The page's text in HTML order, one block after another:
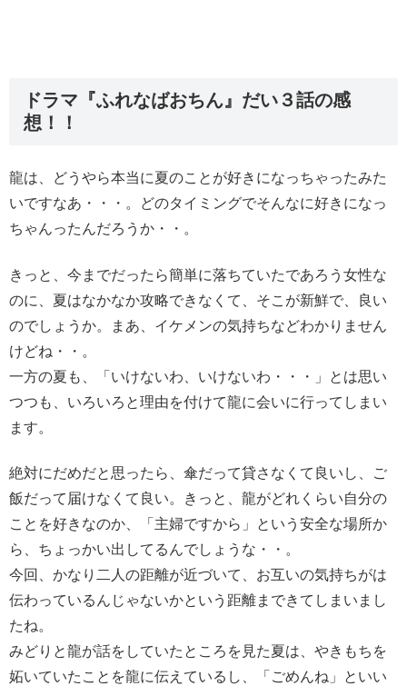
ドラマ『ふれなばおちん』だい３話の感
想！！
龍は、どうやら本当に夏のことが好きになっちゃったみた
いですなあ・・・。どのタイミングでそんなに好きになっ
ちゃんったんだろうか・・。
きっと、今までだったら簡単に落ちていたであろう女性な
のに、夏はなかなか攻略できなくて、そこが新鮮で、良い
のでしょうか。まあ、イケメンの気持ちなどわかりません
けどね・・。
一方の夏も、「いけないわ、いけないわ・・・」とは思い
つつも、いろいろと理由を付けて龍に会いに行ってしまい
ます。
絶対にだめだと思ったら、傘だって貸さなくて良いし、ご
飯だって届けなくて良い。きっと、龍がどれくらい自分の
ことを好きなのか、「主婦ですから」という安全な場所か
ら、ちょっかい出してるんでしょうな・・。
今回、かなり二人の距離が近づいて、お互いの気持ちがは
伝わっているんじゃないかという距離まできてしまいまし
たね。
みどりと龍が話をしていたところを見た夏は、やきもちを
妬いていたことを龍に伝えているし、「ごめんね」といい